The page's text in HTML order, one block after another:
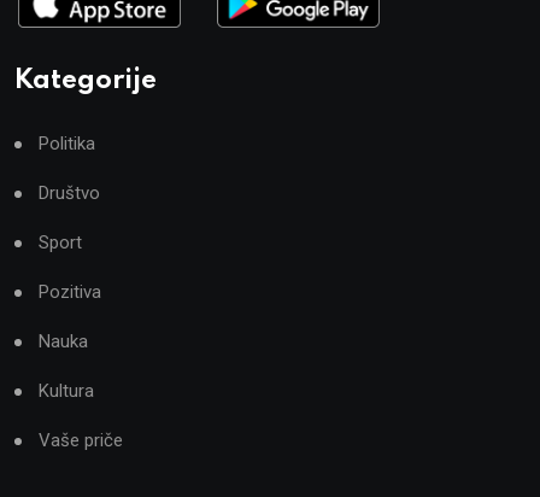
Kategorije
Politika
Društvo
Sport
Pozitiva
Nauka
Kultura
Vaše priče